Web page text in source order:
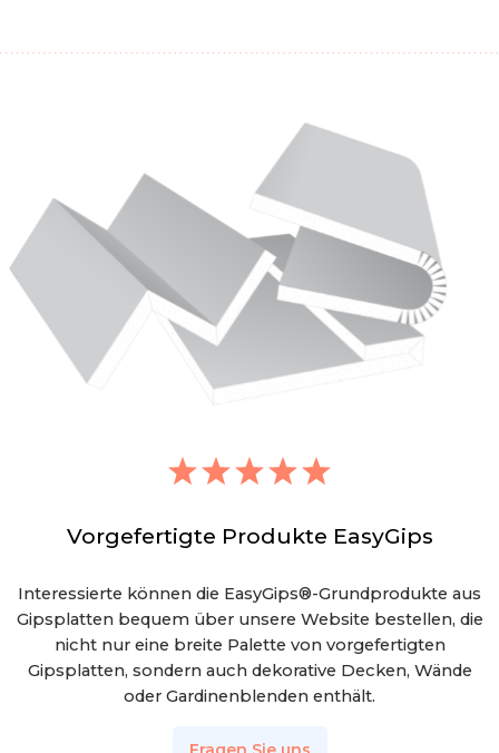
Vorgefertigte Produkte EasyGips
Interessierte können die EasyGips®-Grundprodukte aus
Gipsplatten bequem über unsere Website bestellen, die
nicht nur eine breite Palette von vorgefertigten
Gipsplatten, sondern auch dekorative Decken, Wände
oder Gardinenblenden enthält.